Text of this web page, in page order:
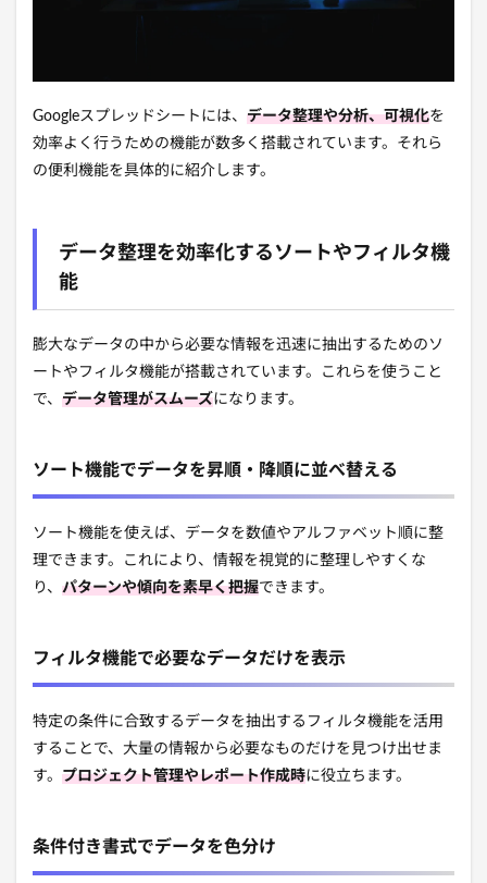
Googleスプレッドシートには、 データ整理や分析、可視化を
効率よく行うための機能が数多く搭載されています。それら
の便利機能を具体的に紹介します。
データ整理を効率化するソートやフィルタ機
能
膨大なデータの中から必要な情報を迅速に抽出するためのソ
ートやフィルタ機能が搭載されています。これらを使うこと
で、 データ管理がスムーズになります。
ソート機能でデータを昇順・降順に並べ替える
ソート機能を使えば、データを数値やアルファベット順に整
理できます。これにより、情報を視覚的に整理しやすくな
り、 パターンや傾向を素早く把握できます。
フィルタ機能で必要なデータだけを表示
特定の条件に合致するデータを抽出するフィルタ機能を活用
することで、大量の情報から必要なものだけを見つけ出せま
す。 プロジェクト管理やレポート作成時に役立ちます。
条件付き書式でデータを色分け